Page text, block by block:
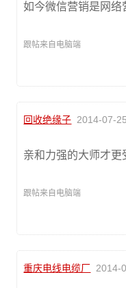
如今微信营销是网络
跟帖来自电脑端
回收绝缘子 2014-07-
亲和力强的大师才更
跟帖来自电脑端
重庆电线电缆厂 2014-